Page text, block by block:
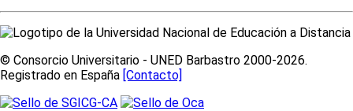
© Consorcio Universitario - UNED Barbastro 2000-2026.
Registrado en España [Contacto]